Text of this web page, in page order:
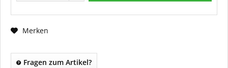
Merken
Fragen zum Artikel?